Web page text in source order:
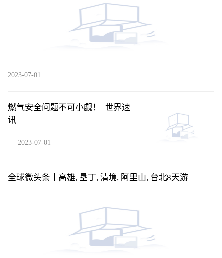
2023-07-01
燃气安全问题不可小觑！_世界速
讯
2023-07-01
全球微头条丨高雄, 垦丁, 清境, 阿里山, 台北8天游